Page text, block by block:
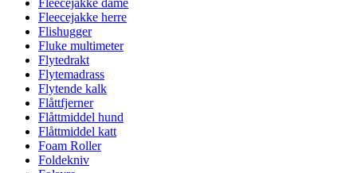
Fleecejakke dame
Fleecejakke herre
Flishugger
Fluke multimeter
Flytedrakt
Flytemadrass
Flytende kalk
Flåttfjerner
Flåttmiddel hund
Flåttmiddel katt
Foam Roller
Foldekniv